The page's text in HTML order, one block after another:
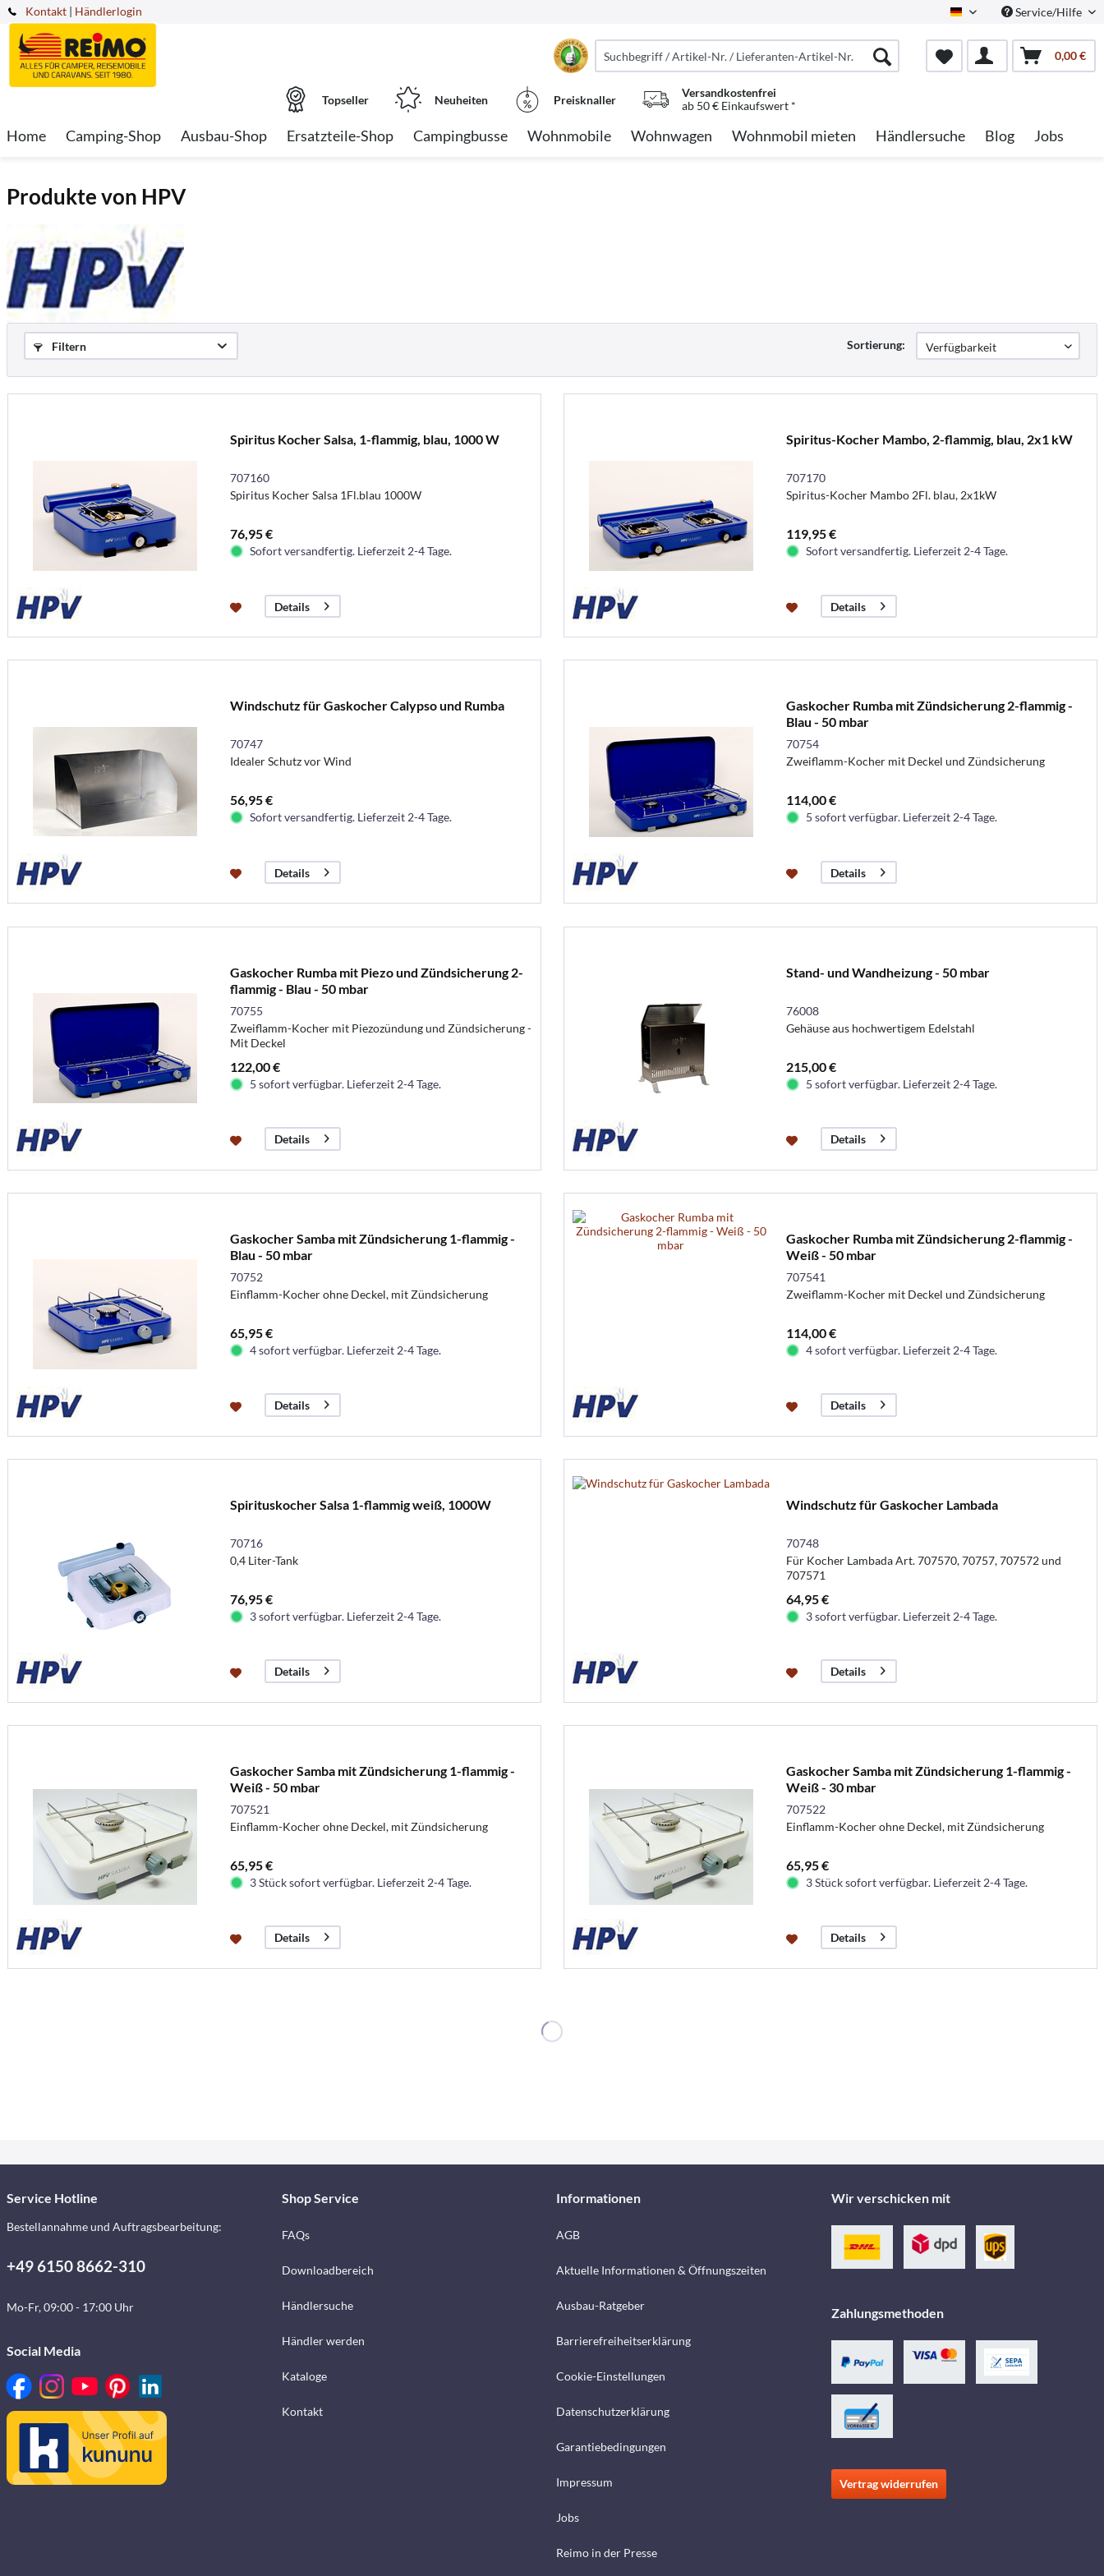
Kontakt German Service/Hilfe
| Händlerlogin
0,00 €
Topseller Neuheiten Preisknaller
Versandkostenfrei
ab 50 € Einkaufswert *
Home Camping-Shop Ausbau-Shop Ersatzteile-Shop Campingbusse Wohnmobile Wohnwagen Wohnmobil mieten Händlersuche Blog Jobs
Produkte von HPV
Filtern Sortierung:
Spiritus Kocher Salsa, 1-flammig, blau, 1000 W
707160
Spiritus Kocher Salsa 1Fl.blau 1000W
76,95 €
Sofort versandfertig. Lieferzeit 2-4 Tage.
Details
Spiritus-Kocher Mambo, 2-flammig, blau, 2x1 kW
707170
Spiritus-Kocher Mambo 2Fl. blau, 2x1kW
119,95 €
Sofort versandfertig. Lieferzeit 2-4 Tage.
Details
Windschutz für Gaskocher Calypso und Rumba
70747
Idealer Schutz vor Wind
56,95 €
Sofort versandfertig. Lieferzeit 2-4 Tage.
Details
Gaskocher Rumba mit Zündsicherung 2-flammig -
Blau - 50 mbar
70754
Zweiflamm-Kocher mit Deckel und Zündsicherung
114,00 €
5 sofort verfügbar. Lieferzeit 2-4 Tage.
Details
Gaskocher Rumba mit Piezo und Zündsicherung 2-
flammig - Blau - 50 mbar
70755
Zweiflamm-Kocher mit Piezozündung und Zündsicherung -
Mit Deckel
122,00 €
5 sofort verfügbar. Lieferzeit 2-4 Tage.
Details
Stand- und Wandheizung - 50 mbar
76008
Gehäuse aus hochwertigem Edelstahl
215,00 €
5 sofort verfügbar. Lieferzeit 2-4 Tage.
Details
Gaskocher Samba mit Zündsicherung 1-flammig -
Blau - 50 mbar
70752
Einflamm-Kocher ohne Deckel, mit Zündsicherung
65,95 €
4 sofort verfügbar. Lieferzeit 2-4 Tage.
Details
Gaskocher Rumba mit Zündsicherung 2-flammig -
Weiß - 50 mbar
707541
Zweiflamm-Kocher mit Deckel und Zündsicherung
114,00 €
4 sofort verfügbar. Lieferzeit 2-4 Tage.
Details
Spirituskocher Salsa 1-flammig weiß, 1000W
70716
0,4 Liter-Tank
76,95 €
3 sofort verfügbar. Lieferzeit 2-4 Tage.
Details
Windschutz für Gaskocher Lambada
70748
Für Kocher Lambada Art. 707570, 70757, 707572 und
707571
64,95 €
3 sofort verfügbar. Lieferzeit 2-4 Tage.
Details
Gaskocher Samba mit Zündsicherung 1-flammig -
Weiß - 50 mbar
707521
Einflamm-Kocher ohne Deckel, mit Zündsicherung
65,95 €
3 Stück sofort verfügbar. Lieferzeit 2-4 Tage.
Details
Gaskocher Samba mit Zündsicherung 1-flammig -
Weiß - 30 mbar
707522
Einflamm-Kocher ohne Deckel, mit Zündsicherung
65,95 €
3 Stück sofort verfügbar. Lieferzeit 2-4 Tage.
Details
Service Hotline
Bestellannahme und Auftragsbearbeitung:
+49 6150 8662-310
Mo-Fr, 09:00 - 17:00 Uhr
Social Media
Shop Service
FAQs
Downloadbereich
Händlersuche
Händler werden
Kataloge
Kontakt
Informationen
AGB
Aktuelle Informationen & Öffnungszeiten
Ausbau-Ratgeber
Barrierefreiheitserklärung
Cookie-Einstellungen
Datenschutzerklärung
Garantiebedingungen
Impressum
Jobs
Reimo in der Presse
Wir verschicken mit
Zahlungsmethoden
Vertrag widerrufen